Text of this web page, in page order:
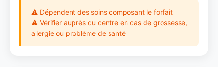
⚠ Dépendent des soins composant le forfait
⚠ Vérifier auprès du centre en cas de grossesse,
allergie ou problème de santé